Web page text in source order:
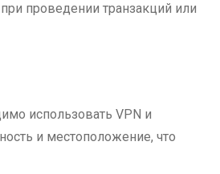
проведении транзакций или
использовать VPN и
и местоположение, что